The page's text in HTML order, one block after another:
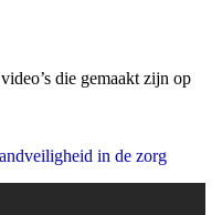
die gemaakt zijn op
in de zorg